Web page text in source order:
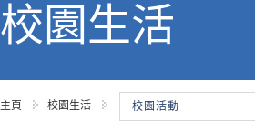
校園生活
主頁 校園生活 校園活動